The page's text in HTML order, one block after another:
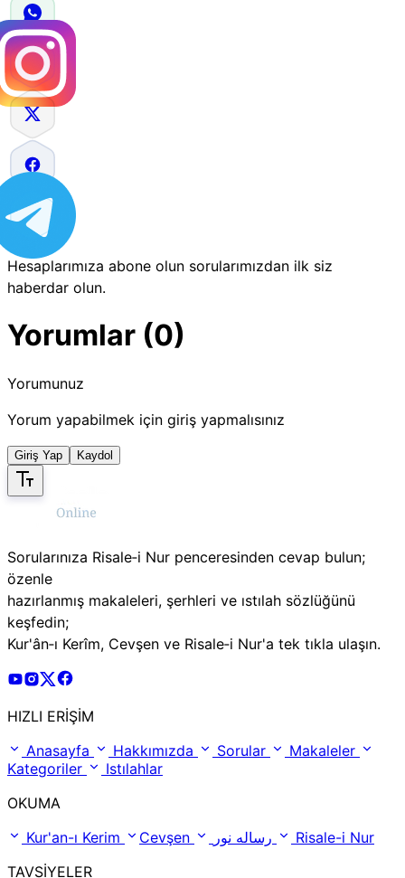
Hesaplarımıza abone olun sorularımızdan ilk siz
haberdar olun.
Yorumlar (0)
Yorumunuz
Yorum yapabilmek için giriş yapmalısınız
Giriş Yap Kaydol
Sorularınıza Risale‑i Nur penceresinden cevap bulun;
özenle
hazırlanmış makaleleri, şerhleri ve ıstılah sözlüğünü
keşfedin;
Kur'ân‑ı Kerîm, Cevşen ve Risale‑i Nur'a tek tıkla ulaşın.
Risale Online Youtube Hesabı
Risale Online Instagram Hesabı
Risale Online X Hesabı
HIZLI ERİŞİM
Anasayfa
Hakkımızda Sorular
Makaleler
Kategoriler
Istılahlar
OKUMA
Kur'an-ı Kerim
Cevşen
Risale-i Nur
TAVSİYELER